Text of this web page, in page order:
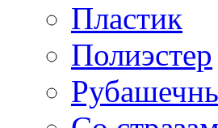
Пластик
Полиэстер